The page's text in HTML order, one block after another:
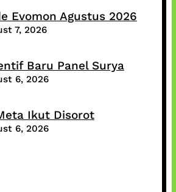
Evomon Agustus 2026
7, 2026
Baru Panel Surya
6, 2026
Ikut Disorot
6, 2026